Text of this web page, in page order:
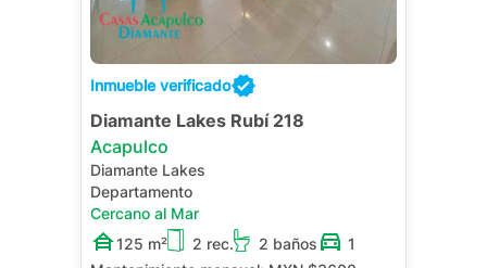
Inmueble verificado
Diamante Lakes Rubí 218
Acapulco
Diamante Lakes
Departamento
Cercano al Mar
125 m²
2 rec. 2 baños
1